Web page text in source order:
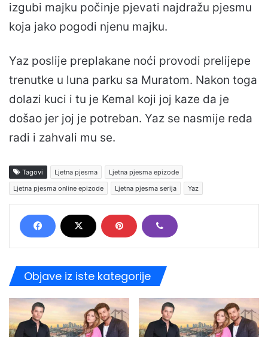
izgubi majku počinje pjevati najdražu pjesmu
koja jako pogodi njenu majku.
Yaz poslije preplakane noći provodi prelijepe
trenutke u luna parku sa Muratom. Nakon toga
dolazi kuci i tu je Kemal koji joj kaze da je
došao jer joj je potreban. Yaz se nasmije reda
radi i zahvali mu se.
Tagovi Ljetna pjesma
Ljetna pjesma epizode
Ljetna pjesma online epizode
Ljetna pjesma serija Yaz
Objave iz iste kategorije